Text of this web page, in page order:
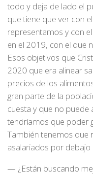
todo y deja de lado el
que tiene que ver con
representamos y con
en el 2019, con el que
Esos objetivos que
2020 que era alinear
precios de los
gran parte de la
cuesta y que no
tendríamos que poder
También tenemos que
asalariados por debajo
— ¿Están buscando